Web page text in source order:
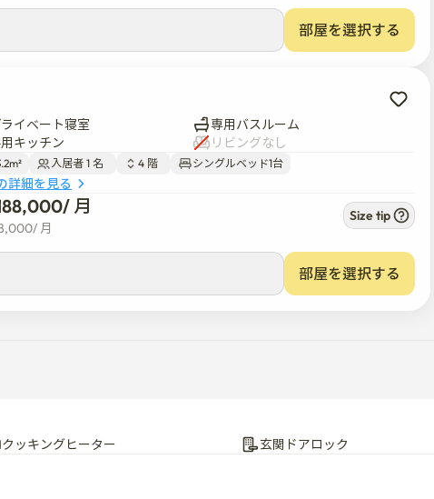
電子レンジ、ダブルドア冷蔵庫
部屋を選択する
イベート寝室
専用バスルーム
キッチン
リビングなし
入居者 1 名 4 階 シングルベッド1台
詳細を見る
/ 月
/ 月
Size tip
部屋を選択する
ッキングヒーター 玄関ドアロック